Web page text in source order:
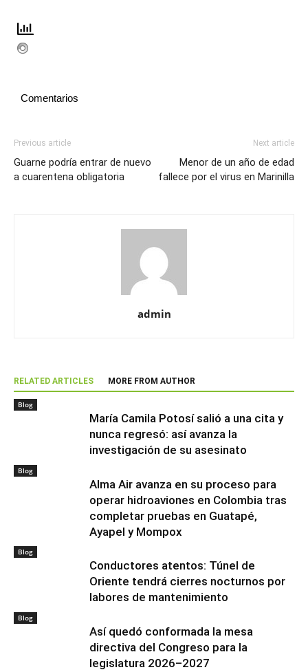
Comentarios
Previous article
Guarne podría entrar de nuevo
a cuarentena obligatoria
Next article
Menor de un año de edad
fallece por el virus en Marinilla
admin
RELATED ARTICLES MORE FROM AUTHOR
Blog
María Camila Potosí salió a una cita y
nunca regresó: así avanza la
investigación de su asesinato
Blog
Alma Air avanza en su proceso para
operar hidroaviones en Colombia tras
completar pruebas en Guatapé,
Ayapel y Mompox
Blog
Conductores atentos: Túnel de
Oriente tendrá cierres nocturnos por
labores de mantenimiento
Blog
Así quedó conformada la mesa
directiva del Congreso para la
legislatura 2026–2027